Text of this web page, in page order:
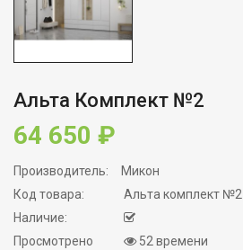
Альта Комплект №2
64 650 ₽
Производитель:
Микон
Код товара:
Альта комплект №2
Наличие:
Просмотрено
52 времени